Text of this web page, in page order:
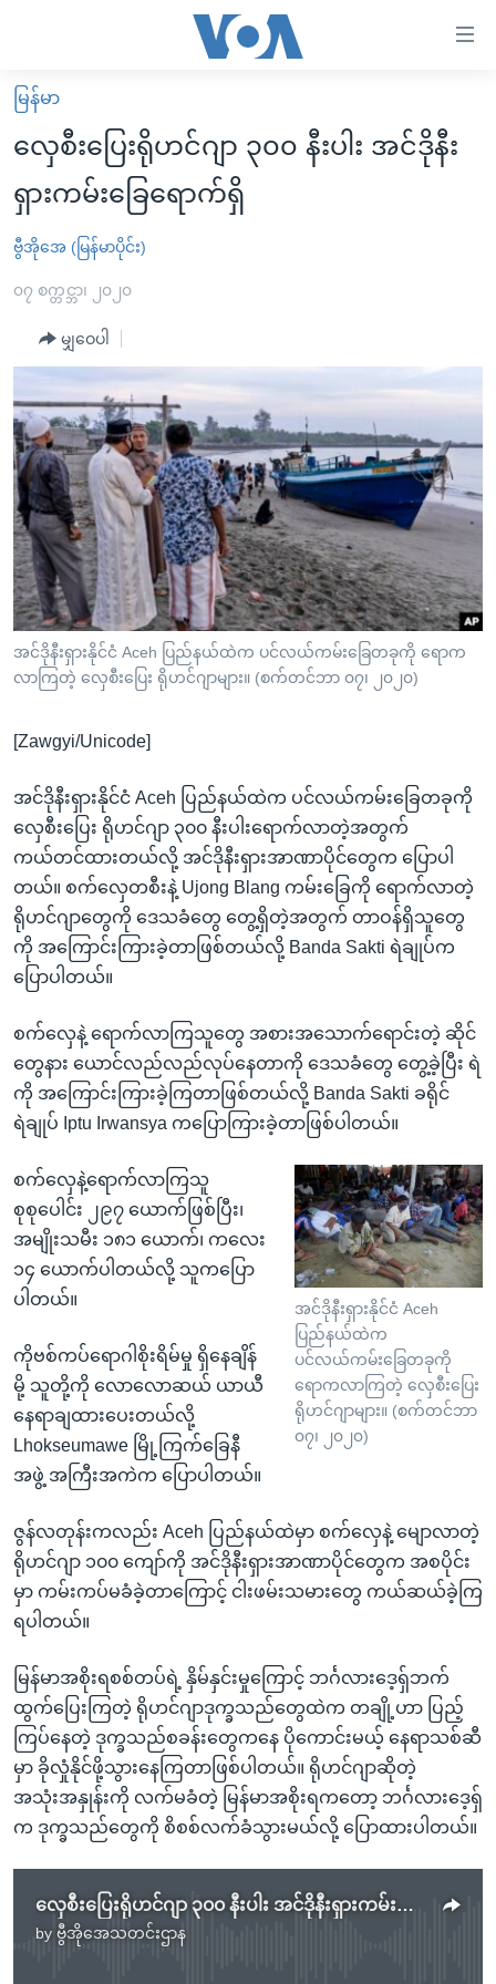
လွယ်ကူ
စေ
Link
များ
ပင်မ
ကြည့်
ရန်
ပင်မ
အ
ညွန်း
စာမျက်နှာ
သို့
ကျော်
ကြည့်
ရန်
ရန်
သို့
ကျော်
ရန်
မူလစာမျက်နှာ
မြန်မာ
ကမ္ဘာ့သတင်းများ
နိုင်ငံတကာ
အစ္စရေး-ပါလက်စတိုင်း
ဗွီဒီယို
အင်္ဂလိပ်စာလေ့လာမယ်
အမေရိကန်သုံးအီဒီယံ
မကြေးမုံရဲ့ အင်္ဂလိပ်စာ
ရုပ်ရှင်ထဲက အင်္ဂလိပ်စာ
သုတပဒေသာ အင်္ဂလိပ်စာ
အပတ်စဉ်ကဏ္ဍများ
ရေဒီယို
တီဗွီ
ရေဒီယိုနှင့်ရုပ်သံ အချက်အလက်များ
ရေဒီယို/တီဗွီအစီအစဉ်
Learning English
ဗွီအိုအေ လူမှုကွန်ယက်များ
မြန်မာ
လှေစီးပြေးရိုဟင်ဂျာ ၃၀၀ နီးပါး အင်ဒိုနီး
ရှားကမ်းခြေရောက်ရှိ
ဗွီအိုအေ (မြန်မာပိုင်း)
၀၇ စက္တင္ဘာ၊ ၂၀၂၀
မျှဝေပါ
အင်ဒိုနီးရှားနိုင်ငံ Aceh ပြည်နယ်ထဲက ပင်လယ်ကမ်းခြေတခုကို ရောက
လာကြတဲ့ လှေစီးပြေး ရိုဟင်ဂျာများ။ (စက်တင်ဘာ ၀၇၊ ၂၀၂၀)
[Zawgyi/Unicode]
အင်ဒိုနီးရှားနိုင်ငံ Aceh ပြည်နယ်ထဲက ပင်လယ်ကမ်းခြေတခုကို
လှေစီးပြေး ရိုဟင်ဂျာ ၃၀၀ နီးပါးရောက်လာတဲ့အတွက်
ကယ်တင်ထားတယ်လို့ အင်ဒိုနီးရှားအာဏာပိုင်တွေက ပြောပါ
တယ်။ စက်လှေတစီးနဲ့ Ujong Blang ကမ်းခြေကို ရောက်လာတဲ့
ရိုဟင်ဂျာတွေကို ဒေသခံတွေ တွေ့ရှိတဲ့အတွက် တာဝန်ရှိသူတွေ
ကို အကြောင်းကြားခဲ့တာဖြစ်တယ်လို့ Banda Sakti ရဲချုပ်က
ပြောပါတယ်။
စက်လှေနဲ့ ရောက်လာကြသူတွေ အစားအသောက်ရောင်းတဲ့ ဆိုင်
တွေနား ယောင်လည်လည်လုပ်နေတာကို ဒေသခံတွေ တွေ့ခဲ့ပြီး ရဲ
ကို အကြောင်းကြားခဲ့ကြတာဖြစ်တယ်လို့ Banda Sakti ခရိုင်
ရဲချုပ် Iptu Irwansya ကပြောကြားခဲ့တာဖြစ်ပါတယ်။
အင်ဒိုနီးရှားနိုင်ငံ Aceh
ပြည်နယ်ထဲက
ပင်လယ်ကမ်းခြေတခုကို
ရောကလာကြတဲ့ လှေစီးပြေး
ရိုဟင်ဂျာများ။ (စက်တင်ဘာ
၀၇၊ ၂၀၂၀)
စက်လှေနဲ့ရောက်လာကြသူ
စုစုပေါင်း ၂၉၇ ယောက်ဖြစ်ပြီး၊
အမျိုးသမီး ၁၈၁ ယောက်၊ ကလေး
၁၄ ယောက်ပါတယ်လို့ သူကပြော
ပါတယ်။
ကိုဗစ်ကပ်ရောဂါစိုးရိမ်မှု ရှိနေချိန်
မို့ သူတို့ကို လောလောဆယ် ယာယီ
နေရာချထားပေးတယ်လို့
Lhokseumawe မြို့ကြက်ခြေနီ
အဖွဲ့ အကြီးအကဲက ပြောပါတယ်။
ဇွန်လတုန်းကလည်း Aceh ပြည်နယ်ထဲမှာ စက်လှေနဲ့ မျောလာတဲ့
ရိုဟင်ဂျာ ၁၀၀ ကျော်ကို အင်ဒိုနီးရှားအာဏာပိုင်တွေက အစပိုင်း
မှာ ကမ်းကပ်မခံခဲ့တာကြောင့် ငါးဖမ်းသမားတွေ ကယ်ဆယ်ခဲ့ကြ
ရပါတယ်။
မြန်မာအစိုးရစစ်တပ်ရဲ့ နှိမ်နှင်းမှုကြောင့် ဘင်္ဂလားဒေ့ရှ်ဘက်
ထွက်ပြေးကြတဲ့ ရိုဟင်ဂျာဒုက္ခသည်တွေထဲက တချို့ဟာ ပြည့်
ကြပ်နေတဲ့ ဒုက္ခသည်စခန်းတွေကနေ ပိုကောင်းမယ့် နေရာသစ်ဆီ
မှာ ခိုလှုံနိုင်ဖို့သွားနေကြတာဖြစ်ပါတယ်။ ရိုဟင်ဂျာဆိုတဲ့
အသုံးအနှုန်းကို လက်မခံတဲ့ မြန်မာအစိုးရကတော့ ဘင်္ဂလားဒေ့ရှ်
က ဒုက္ခသည်တွေကို စိစစ်လက်ခံသွားမယ်လို့ ပြောထားပါတယ်။
လှေစီးပြေးရိုဟင်ဂျာ ၃၀၀ နီးပါး အင်ဒိုနီးရှားကမ်းခြေရောက်ရှိ
by ဗွီအိုအေသတင်းဌာန
No media source currently available